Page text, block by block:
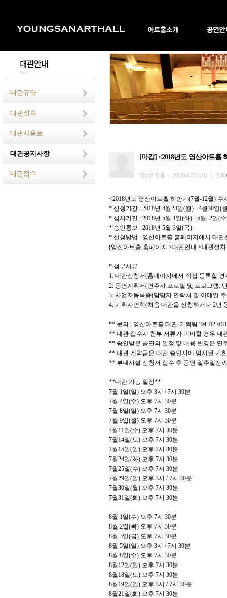
대관규약
대관절차
대관사용료
대관공지사항
대관접수
[마감] <2018년도 영산아트홀
영산아트홀 2018.04.23 11:01 조회
<2018년도 영산아트홀 하반기 (7월-12월) 수
* 신청기간 : 2018년 4월23일(월) - 4월30일(
* 심사기간 : 2018년 5월 1일(화) - 5월 2일(수
* 승인통보 : 2018년 5월 3일(목)
* 신청방법 : 영산아트홀 홈페이지에서 대관
(영산아트홀 홈페이지 >대관안내 >대관절차
* 첨부서류
1. 대관신청서(홈페이지에서 직접 등록할
2. 공연계획서(연주자 프로필 및 프로그램,
3. 사업자등록증(담당자 연락처 및 이메일
4. 기획사연혁(처음 대관을 신청하거나 2년
** 문의 : 영산아트홀 대관·기획팀 Tel. 02-
** 대관 접수시 첨부 서류가 미비할 경우 대
** 승인받은 공연의 일정 및 내용 변경은 연
** 대관 계약금은 대관 승인서에 명시된 기
** 부대시설 신청서 접수 후 공연 일주일전
**대관 가능 일정**
7월 1일(일) 오후 3시 / 7시 30분
7월 4일(수) 오후 7시 30분
7월 8일(일) 오후 7시 30분
7월 9일(월) 오후 7시 30분
7월 11일(수) 오후 7시 30분
7월 14일(토) 오후 7시 30분
7월 15일(일) 오후 7시 30분
7월24일(화) 오후 7시 30분
7월25일(수) 오후 7시 30분
7월29일(일) 오후 3시 / 7시 30분
7월30일(월) 오후 7시 30분
7월31일(화) 오후 7시 30분
8월 1일(수) 오후 7시 30분
8월 2일(목) 오후 7시 30분
8월 3일(금) 오후 7시 30분
8월 5일(일) 오후 3시 / 7시 30분
8월 8일(수) 오후 7시 30분
8월 12일(일) 오후 7시 30분
8월 18일(토) 오후 7시 30분
8월 19일(일) 오후 3시 / 7시 30분
8월21일(화) 오후 7시 30분